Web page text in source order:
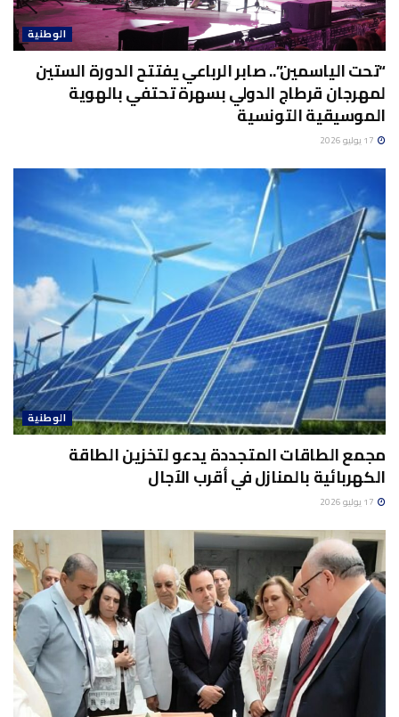
الوطنية
“تحت الياسمين”.. صابر الرباعي يفتتح الدورة الستين
لمهرجان قرطاج الدولي بسهرة تحتفي بالهوية
الموسيقية التونسية
الوطنية
مجمع الطاقات المتجددة يدعو لتخزين الطاقة
الكهربائية بالمنازل في أقرب الآجال